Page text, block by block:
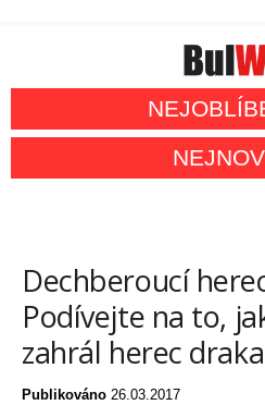
Dechberoucí
Podívejte na to,
zahrál herec
Publikováno 26.03.2017